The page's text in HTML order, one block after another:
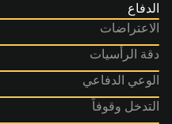
الدفاع
الاعتراضات
دقة الرأسيات
الوعي الدفاعي
التدخل وقوفاً